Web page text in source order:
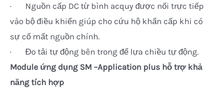
· Nguồn cấp DC từ bình acquy được nối trực tiếp
vào bộ điều khiển giúp cho cứu hộ khẩn cấp khi có
sự cố mất nguồn chính.
· Đo tải tự động bên trong để lựa chiều tự động.
Module ứng dụng SM –Application plus hỗ trợ khả
năng tích hợp